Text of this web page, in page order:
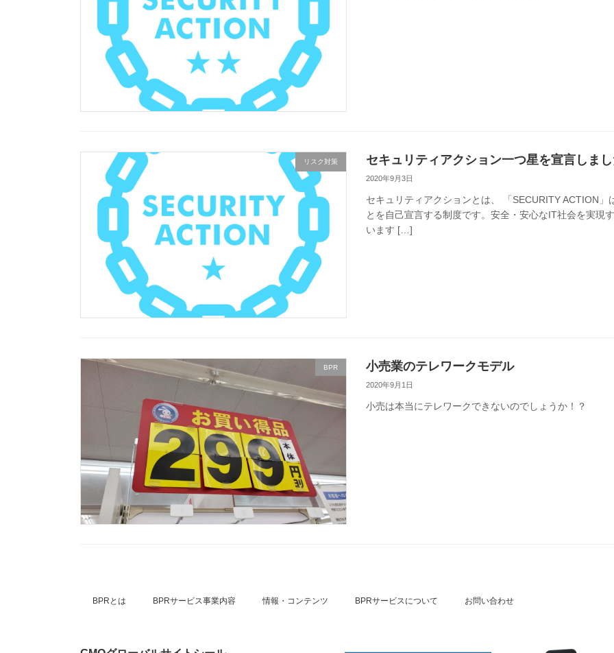
リスク対策 セキュリティアクション一つ星を宣言しまし
2020年9月3日
セキュリティアクションとは、 「SECURITY ACTION
とを自己宣言する制度です。安全・安心なIT社会を実現
います […]
BPR 小売業のテレワークモデル
2020年9月1日
小売は本当にテレワークできないのでしょうか！？
BPRとは BPRサービス事業内容 情報・コンテンツ BPRサービスについて お問い合わせ